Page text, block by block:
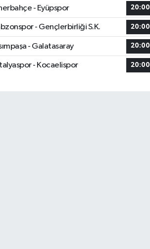
- Eyüpspor 20:00
- Gençlerbirliği S.K. 20:00
- Galatasaray 20:00
- Kocaelispor 20:00